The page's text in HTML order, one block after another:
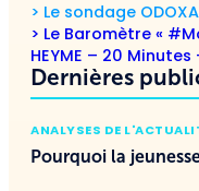
> Le sondage
> Le Baromètre «
HEYME – 20
Dernières
ANALYSES DE
Pourquoi la